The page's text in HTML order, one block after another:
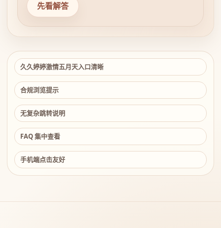
先看解答
久久婷婷激情五月天入口清晰
合规浏览提示
无复杂跳转说明
FAQ 集中查看
手机端点击友好